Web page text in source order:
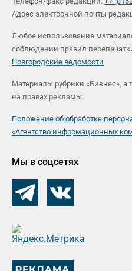
Адрес электронной почты
Любое использование
соблюдении правил
Новгородские ведомости
Материалы рубрики «Бизнес», а
на правах рекламы.
Положение об обработке
«Агентство информационных
Мы в соцсетях